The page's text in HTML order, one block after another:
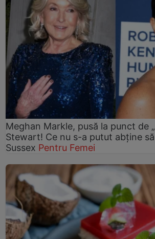
Meghan Markle, pusă la punct de
Stewart! Ce nu s-a putut abține
Sussex Pentru Femei